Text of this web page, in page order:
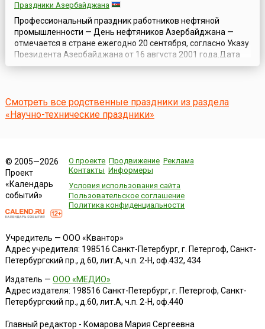
Праздники Азербайджана
Профессиональный праздник работников нефтяной
промышленности — День нефтяников Азербайджана —
отмечается в стране ежегодно 20 сентября, согласно Указу
Президента Азербайджана от 16 августа 2001 года.Дата
праздника приурочена к важному историческому событию.
продукции» относительно разработок гл...
Смотреть все родственные праздники из раздела
«Научно-технические праздники»
© 2005—2026
Проект
«Календарь
событий»
О проекте Продвижение Реклама
Контакты Информеры
Условия использования сайта
Пользовательское соглашение
Политика конфиденциальности
Учредитель — ООО «Квантор»
Адрес учредителя: 198516 Санкт-Петербург, г. Петергоф, Санкт-
Петербургский пр., д.60, лит.А, ч.п. 2-Н, оф.432, 434
Издатель — ООО «МЕДИО»
Адрес издателя: 198516 Санкт-Петербург, г. Петергоф, Санкт-
Петербургский пр., д.60, лит.А, ч.п. 2-Н, оф.440
Главный редактор - Комарова Мария Сергеевна